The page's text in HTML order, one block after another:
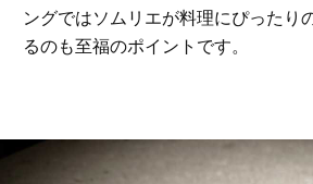
ングではソムリエが料理にぴったり
るのも至福のポイントです。